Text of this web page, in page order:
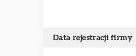
Data rejestracji firmy